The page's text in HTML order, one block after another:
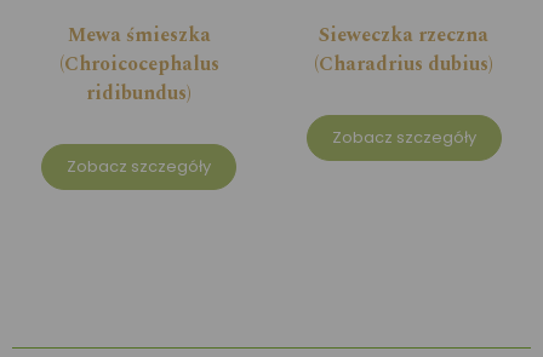
Mewa śmieszka
(Chroicocephalus
ridibundus)
Zobacz szczegóły
Sieweczka rzeczna
(Charadrius dubius)
Zobacz szczegóły